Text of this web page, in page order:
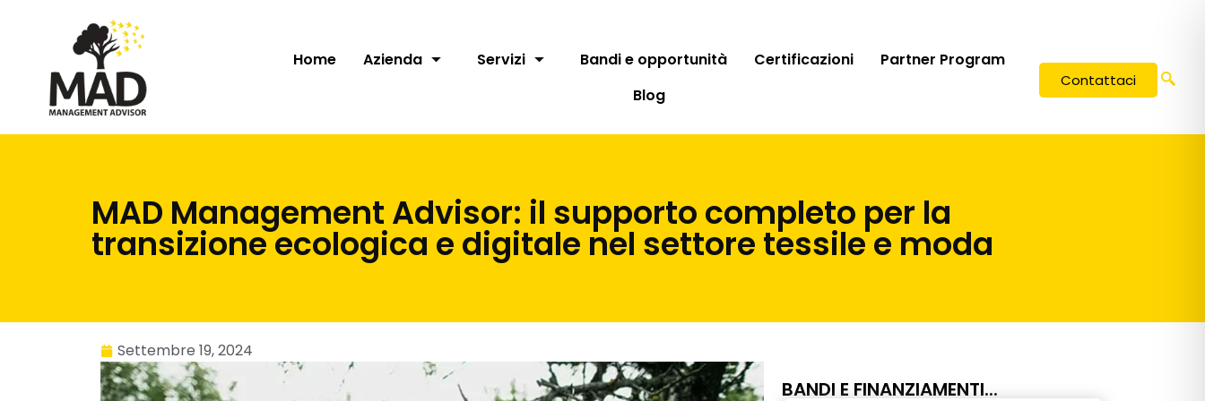
Home Azienda Servizi Bandi e opportunità Certificazioni
Partner Program
Blog
Contattaci
MAD Management Advisor: il supporto completo per la
transizione ecologica e digitale nel settore tessile e moda
Settembre 19, 2024
BANDI E FINANZIAMENTI...